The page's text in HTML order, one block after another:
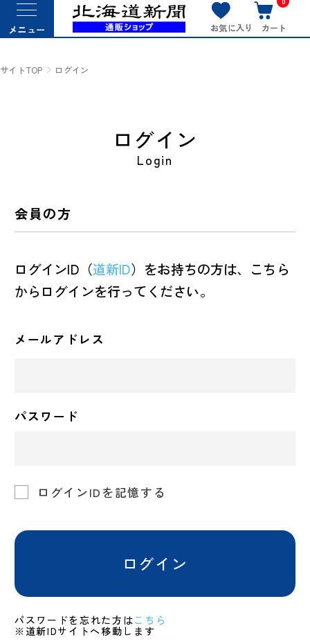
メニュー お気に入り カート
サイトTOP ログイン
ログイン
Login
会員の方
ログインID（道新ID）をお持ちの方は、こちら
からログインを行ってください。
メールアドレス
パスワード
ログインIDを記憶する
ログイン
パスワードを忘れた方はこちら
※道新IDサイトへ移動します